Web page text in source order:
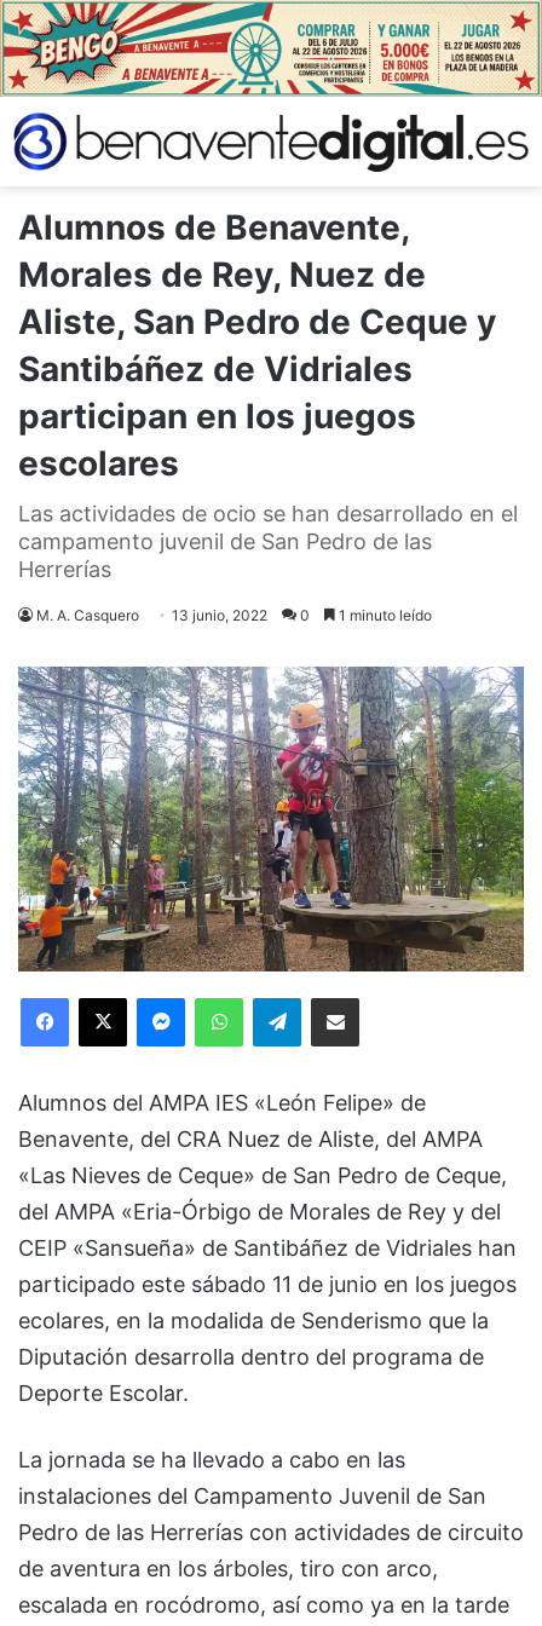
Alumnos de Benavente,
Morales de Rey, Nuez de
Aliste, San Pedro de Ceque y
Santibáñez de Vidriales
participan en los juegos
escolares
Las actividades de ocio se han desarrollado en el
campamento juvenil de San Pedro de las
Herrerías
M. A. Casquero 13 junio, 2022 0 1 minuto leído
Facebook
X MessengerWhatsAppTelegramCompartir via Email
Alumnos del AMPA IES «León Felipe» de
Benavente, del CRA Nuez de Aliste, del AMPA
«Las Nieves de Ceque» de San Pedro de Ceque,
del AMPA «Eria-Órbigo de Morales de Rey y del
CEIP «Sansueña» de Santibáñez de Vidriales han
participado este sábado 11 de junio en los juegos
ecolares, en la modalida de Senderismo que la
Diputación desarrolla dentro del programa de
Deporte Escolar.
La jornada se ha llevado a cabo en las
instalaciones del Campamento Juvenil de San
Pedro de las Herrerías con actividades de circuito
de aventura en los árboles, tiro con arco,
escalada en rocódromo, así como ya en la tarde